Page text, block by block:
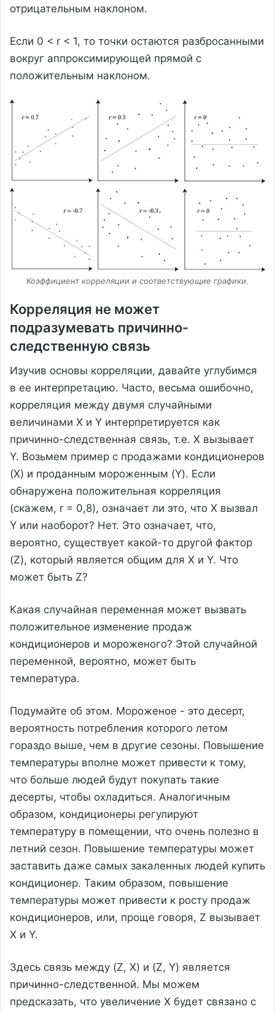
отрицательным наклоном.
Если 0 < r < 1, то точки остаются разбросанными
вокруг аппроксимирующей прямой с
положительным наклоном.
Коэффициент корреляции и соответствующие графики.
Корреляция не может
подразумевать причинно-
следственную связь
Изучив основы корреляции, давайте углубимся
в ее интерпретацию. Часто, весьма ошибочно,
корреляция между двумя случайными
величинами X и Y интерпретируется как
причинно-следственная связь, т.е. X вызывает
Y. Возьмем пример с продажами кондиционеров
(X) и проданным мороженным (Y). Если
обнаружена положительная корреляция
(скажем, r = 0,8), означает ли это, что X вызвал
Y или наоборот? Нет. Это означает, что,
вероятно, существует какой-то другой фактор
(Z), который является общим для X и Y. Что
может быть Z?
Какая случайная переменная может вызвать
положительное изменение продаж
кондиционеров и мороженого? Этой случайной
переменной, вероятно, может быть
температура.
Подумайте об этом. Мороженое - это десерт,
вероятность потребления которого летом
гораздо выше, чем в другие сезоны. Повышение
температуры вполне может привести к тому,
что больше людей будут покупать такие
десерты, чтобы охладиться. Аналогичным
образом, кондиционеры регулируют
температуру в помещении, что очень полезно в
летний сезон. Повышение температуры может
заставить даже самых закаленных людей купить
кондиционер. Таким образом, повышение
температуры может привести к росту продаж
кондиционеров, или, проще говоря, Z вызывает
X и Y.
Здесь связь между (Z, X) и (Z, Y) является
причинно-следственной. Мы можем
предсказать, что увеличение X будет связано с